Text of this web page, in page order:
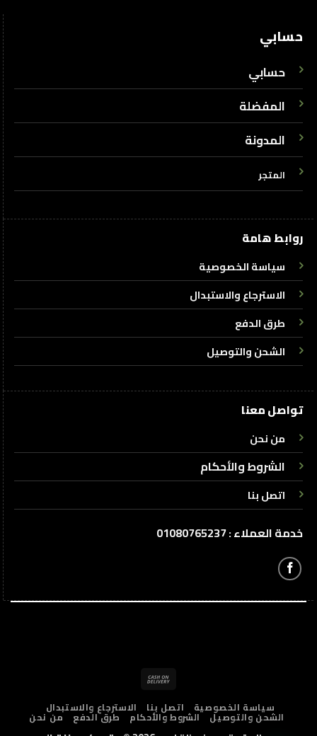
حسابي
حسابي
المفضلة
المدونة
المتجر
روابط هامة
سياسة الخصوصية
الاسترجاع والاستبدال
طرق الدفع
الشحن والتوصيل
تواصل معنا
من نحن
الشروط والأحكام
اتصل بنا
خدمة العملاء : 01080765237
Delivery
سياسة الخصوصية اتصل بنا الاسترجاع والاستبدال
الشحن والتوصيل الشروط والأحكام طرق الدفع من نحن